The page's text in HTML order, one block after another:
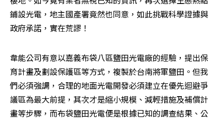
鋪設光電，地主國產署竟然也同意，如此挑戰科學證據與
政府承諾，實在荒謬！
韋能公司有意以嘉義布袋八區鹽田光電廠的經驗，提出保
育計畫及劃設保護區等方式，複製於台南將軍鹽田。但我
們必須強調，合理的地面光電開發必須建立在優先迴避爭
議區為最大前提，其次才是縮小規模、減輕措施及補償計
畫等步驟，而布袋鹽田光電便是根據已知的調查結果、公